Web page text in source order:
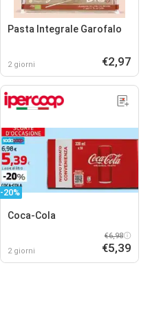
Pasta Integrale Garofalo
2 giorni €2,97
-20%
Coca-Cola
2 giorni
€6,98
€5,39